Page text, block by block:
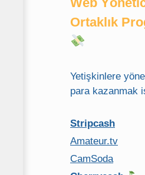
Ortaklık
Yetişkinlere
para kazanmak
Stripcash
Amateur.tv
CamSoda